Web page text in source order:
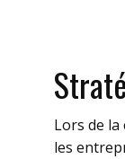
Lors de
les